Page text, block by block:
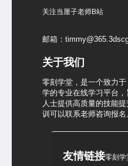
关注当厘子老师B站
邮箱：
关于我们
零刻学堂，是一个致力
学的专业在线学习平台
人士提供高质量的技能
训可以联系老师咨询报名
友情链接零刻学